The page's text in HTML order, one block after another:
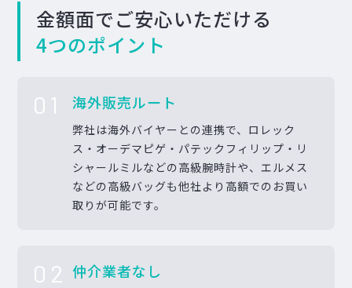
金額面でご安心いただける
4つのポイント
01 海外販売ルート
弊社は海外バイヤーとの連携で、ロレック
ス・オーデマピゲ・パテックフィリップ・リ
シャールミルなどの高級腕時計や、エルメス
などの高級バッグも他社より高額でのお買い
取りが可能です。
02 仲介業者なし